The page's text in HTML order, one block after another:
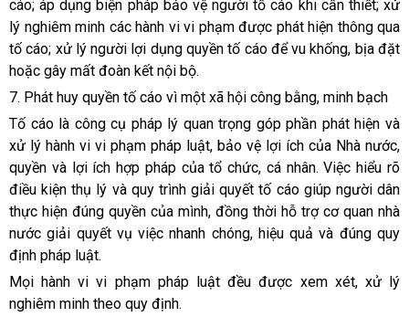
cáo; áp dụng biện pháp bảo vệ người tố cáo khi cần thiết; xử
lý nghiêm minh các hành vi vi phạm được phát hiện thông qua
tố cáo; xử lý người lợi dụng quyền tố cáo để vu khống, bịa đặt
hoặc gây mất đoàn kết nội bộ.
7. Phát huy quyền tố cáo vì một xã hội công bằng, minh bạch
Tố cáo là công cụ pháp lý quan trọng góp phần phát hiện và
xử lý hành vi vi phạm pháp luật, bảo vệ lợi ích của Nhà nước,
quyền và lợi ích hợp pháp của tổ chức, cá nhân. Việc hiểu rõ
điều kiện thụ lý và quy trình giải quyết tố cáo giúp người dân
thực hiện đúng quyền của mình, đồng thời hỗ trợ cơ quan nhà
nước giải quyết vụ việc nhanh chóng, hiệu quả và đúng quy
định pháp luật.
Mọi hành vi vi phạm pháp luật đều được xem xét, xử lý
nghiêm minh theo quy định.